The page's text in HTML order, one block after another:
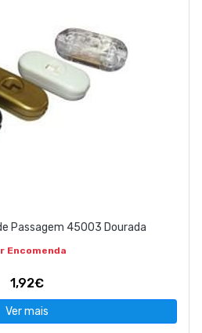
Passagem 45003 Dourada
Encomenda
1,92€
Ver mais